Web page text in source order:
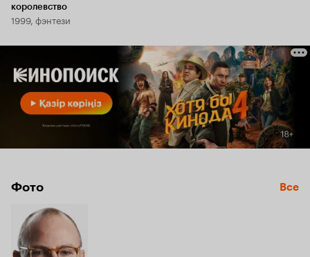
королевство
1999, фэнтези
Фото Все